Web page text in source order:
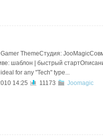
ThemeСтудия:
шаблон | быстрый
for any "Tech" type...
14:25
11173 Joomagic